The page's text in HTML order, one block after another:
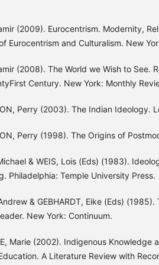
(2009). Eurocentrism. Modernity,
Eurocentrism and Culturalism. New
(2008). The World we Wish to See.
Century. New York: Monthly
Perry (2003). The Indian Ideology.
Perry (1998). The Origins of
& WEIS, Lois (Eds) (1983).
Philadelphia: Temple University Press.
& GEBHARDT, Eike (Eds)
New York: Continuum.
Marie (2002). Indigenous Knowledge
A Literature Review with